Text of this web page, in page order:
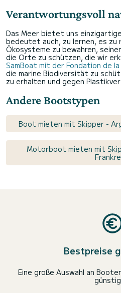
Verantwortungsvoll
Das Meer bietet uns
bedeutet auch, zu lernen, es zu
Ökosysteme zu bewahren,
die Orte zu schützen, die wir
SamBoat mit der Fondation de
die marine Biodiversität zu
zu erhalten und gegen
Andere Bootstypen
Boot mieten mit Skipper -
Motorboot mieten mit
Bestpreise
Eine große Auswahl an